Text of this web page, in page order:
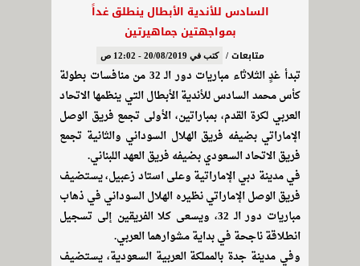
السادس للأندية الأبطال ينطلق غداً
بمواجهتين جماهيرتين
متابعات / كتب في 20/08/2019 - 12:02 ص
تبدأ غدٍ الثلاثاء مباريات دور الـ 32 من منافسات بطولة
كأس محمد السادس للأندية الأبطال التي ينظمها الاتحاد
العربي لكرة القدم، بمباراتين، الأولى تجمع فريق الوصل
الإماراتي بضيفه فريق الهلال السوداني والثانية تجمع
فريق الاتحاد السعودي بضيفه فريق العهد اللبناني.
في مدينة دبي الإماراتية وعلى استاد زعبيل، يستضيف
فريق الوصل الإماراتي نظيره الهلال السوداني في ذهاب
مباريات دور الـ 32، ويسعى كلا الفريقين إلى تسجيل
انطلاقة ناجحة في بداية مشوارهما العربي.
وفي مدينة جدة بالمملكة العربية السعودية، يستضيف